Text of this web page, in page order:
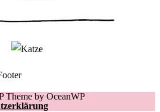
Theme by OceanWP